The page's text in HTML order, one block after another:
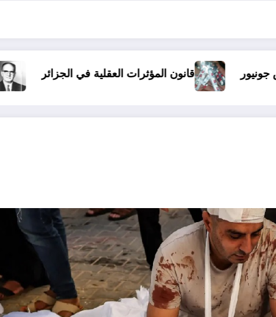
الذين أساؤوا لمالك بن نبي